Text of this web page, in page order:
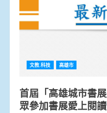
文教.科技 高雄市
首屆「高雄城市書
眾參加書展愛上閱讀